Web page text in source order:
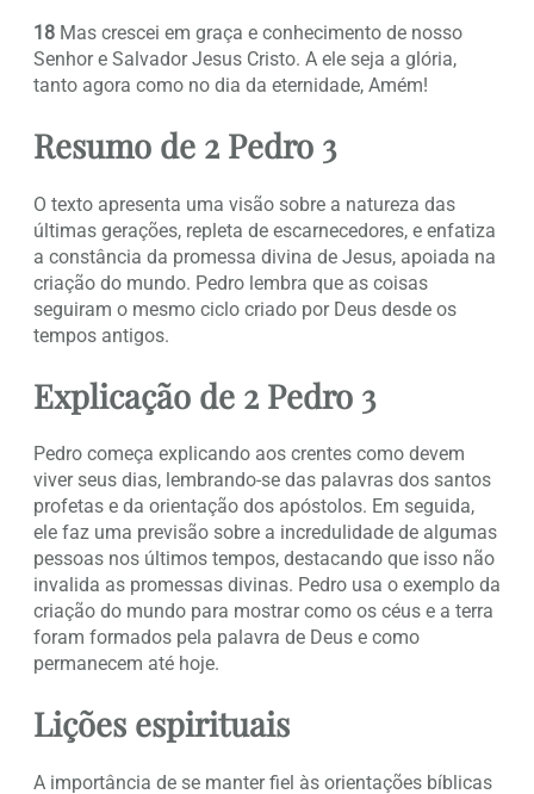
18 Mas crescei em graça e conhecimento de nosso
Senhor e Salvador Jesus Cristo. A ele seja a glória,
tanto agora como no dia da eternidade, Amém!
Resumo de 2 Pedro 3
O texto apresenta uma visão sobre a natureza das
últimas gerações, repleta de escarnecedores, e enfatiza
a constância da promessa divina de Jesus, apoiada na
criação do mundo. Pedro lembra que as coisas
seguiram o mesmo ciclo criado por Deus desde os
tempos antigos.
Explicação de 2 Pedro 3
Pedro começa explicando aos crentes como devem
viver seus dias, lembrando-se das palavras dos santos
profetas e da orientação dos apóstolos. Em seguida,
ele faz uma previsão sobre a incredulidade de algumas
pessoas nos últimos tempos, destacando que isso não
invalida as promessas divinas. Pedro usa o exemplo da
criação do mundo para mostrar como os céus e a terra
foram formados pela palavra de Deus e como
permanecem até hoje.
Lições espirituais
A importância de se manter fiel às orientações bíblicas